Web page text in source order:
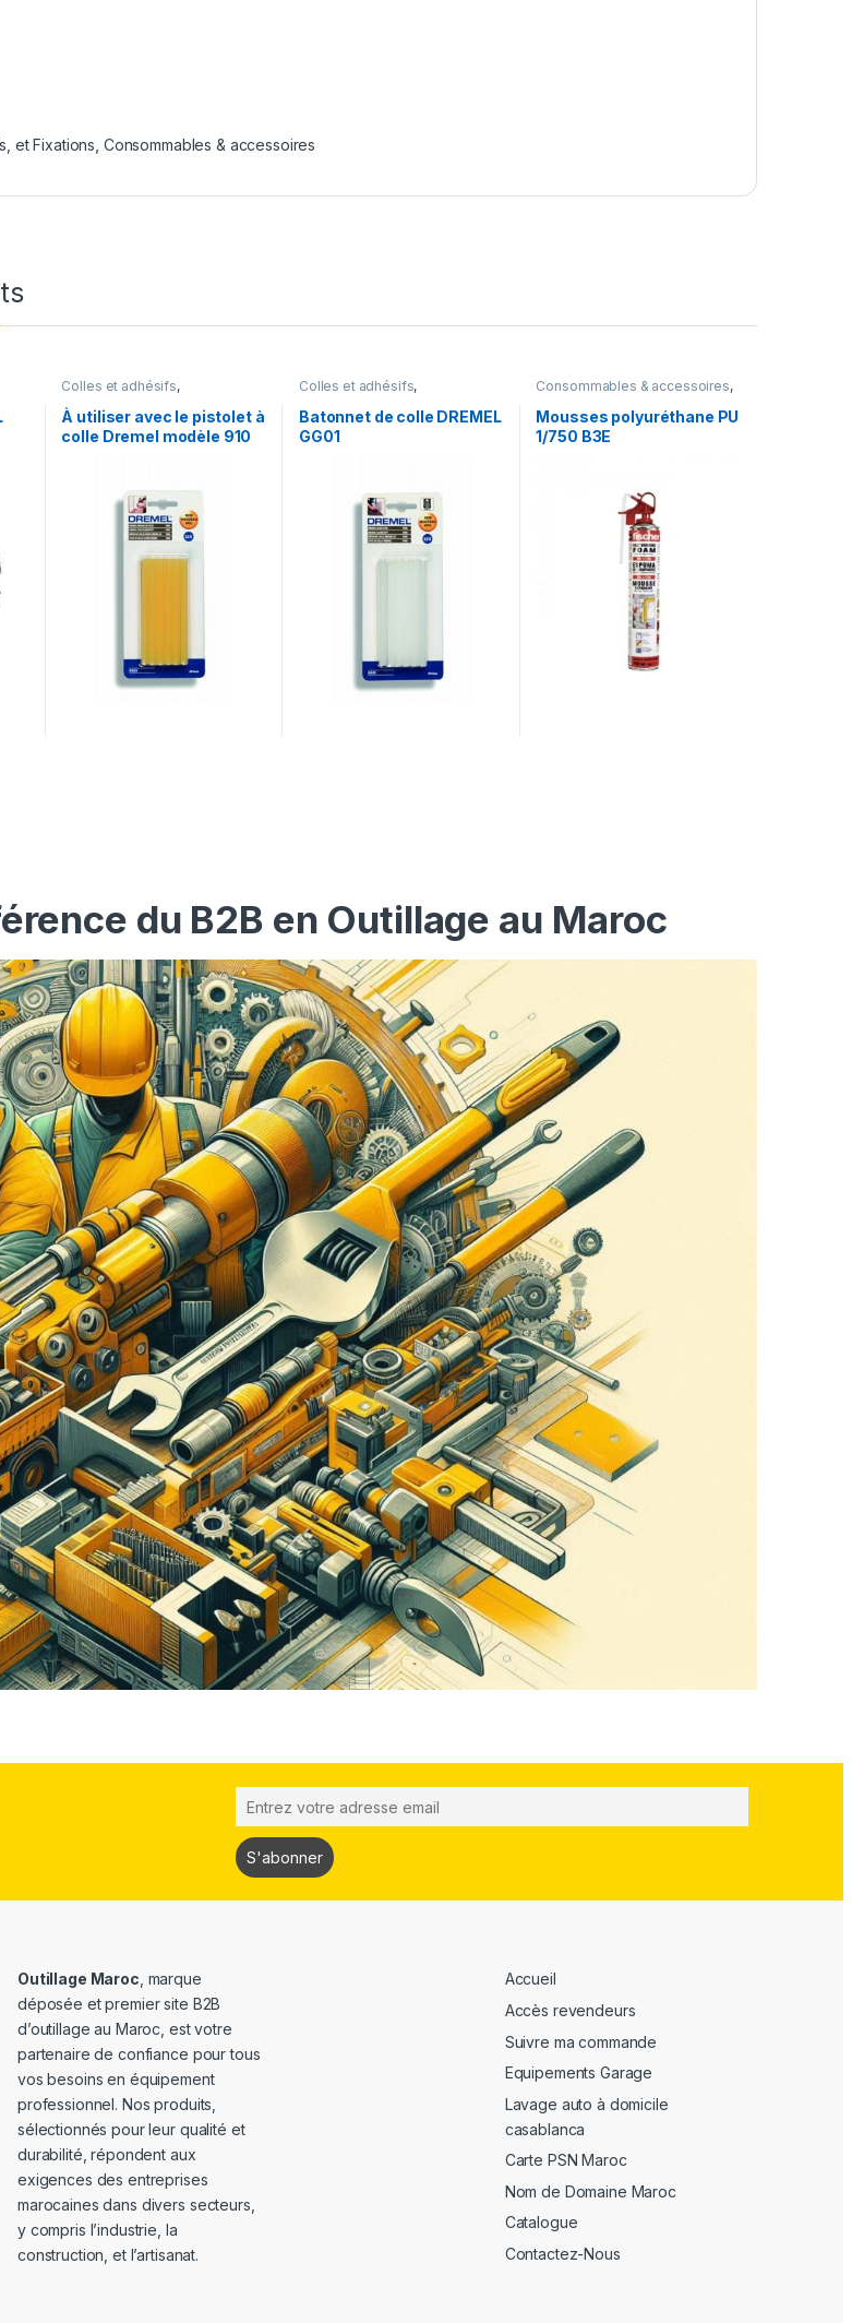
et Fixations Consommables & accessoires
Colles et adhésifs,
À utiliser avec le pistolet à
colle Dremel modèle 910
Colles et adhésifs,
Batonnet de colle DREMEL
GG01
Consommables & accessoires,
Mousses polyuréthane PU
1/750 B3E
du B2B en Outillage au Maroc
Outillage Maroc , marque
déposée et premier site B2B
d’outillage au Maroc, est votre
partenaire de confiance pour tous
vos besoins en équipement
professionnel. Nos produits,
sélectionnés pour leur qualité et
durabilité, répondent aux
exigences des entreprises
marocaines dans divers secteurs,
y compris l’industrie, la
construction, et l’artisanat.
Accueil
Accès revendeurs
Suivre ma commande
Equipements Garage
Lavage auto à domicile
casablanca
Carte PSN Maroc
Nom de Domaine Maroc
Catalogue
Contactez-Nous